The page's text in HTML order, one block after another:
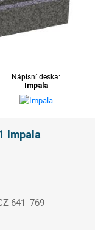
Nápisní deska:
Impala
Impala
641_769